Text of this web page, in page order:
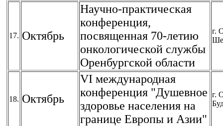
17. Октябрь
Научно-практическая
конференция,
посвященная 70-летию
онкологической службы
Оренбургской области
г.
18. Октябрь
VI международная
конференция "Душевное
здоровье населения на
границе Европы и Азии"
г.